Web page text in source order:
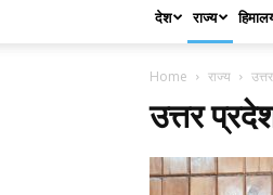
देश राज्य
Home राज्य
उत्तर